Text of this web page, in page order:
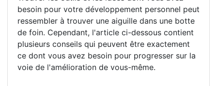
besoin pour votre développement personnel peut
ressembler à trouver une aiguille dans une botte
de foin. Cependant, l'article ci-dessous contient
plusieurs conseils qui peuvent être exactement
ce dont vous avez besoin pour progresser sur la
voie de l'amélioration de vous-même.